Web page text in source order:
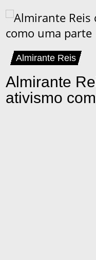
Almirante
ativismo
Almirante Reis